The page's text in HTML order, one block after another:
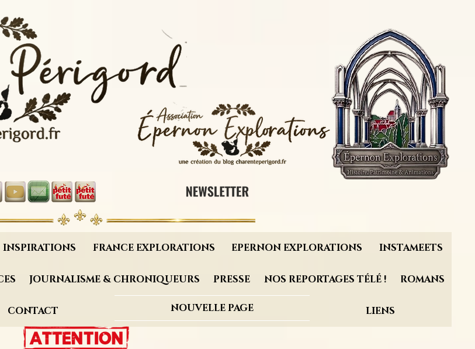
INSPIRATIONS FRANCE EXPLORATIONS EPERNON EXPLORATIONS INSTAMEETS
JOURNALISME & CHRONIQUEURS PRESSE NOS REPORTAGES TÉLÉ ! ROMANS
CONTACT NOUVELLE PAGE LIENS